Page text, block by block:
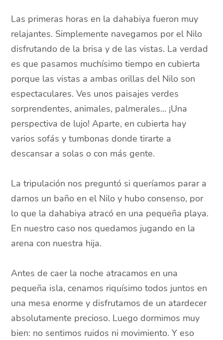
Las primeras horas en la dahabiya fueron muy
relajantes. Simplemente navegamos por el Nilo
disfrutando de la brisa y de las vistas. La verdad
es que pasamos muchísimo tiempo en cubierta
porque las vistas a ambas orillas del Nilo son
espectaculares. Ves unos paisajes verdes
sorprendentes, animales, palmerales… ¡Una
perspectiva de lujo! Aparte, en cubierta hay
varios sofás y tumbonas donde tirarte a
descansar a solas o con más gente.
La tripulación nos preguntó si queríamos parar a
darnos un baño en el Nilo y hubo consenso, por
lo que la dahabiya atracó en una pequeña playa.
En nuestro caso nos quedamos jugando en la
arena con nuestra hija.
Antes de caer la noche atracamos en una
pequeña isla, cenamos riquísimo todos juntos en
una mesa enorme y disfrutamos de un atardecer
absolutamente precioso. Luego dormimos muy
bien: no sentimos ruidos ni movimiento. Y eso